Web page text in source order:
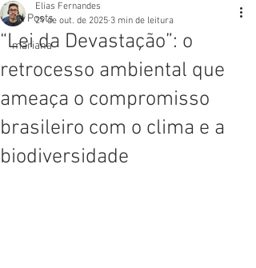
All Posts
mariana
“Lei da Devastação”: o
retrocesso ambiental que
ameaça o compromisso
brasileiro com o clima e a
biodiversidade
Elias Fernandes
29 de out. de 2025 3 min de leitura